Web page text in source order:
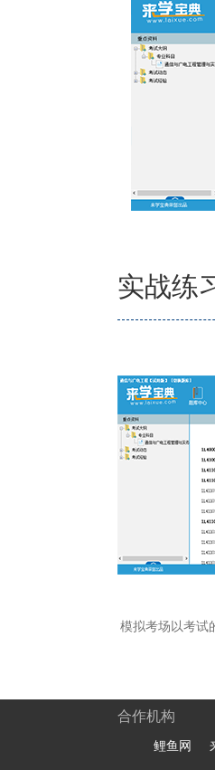
实战练
模拟考场以考试
合作机构
鲤鱼网